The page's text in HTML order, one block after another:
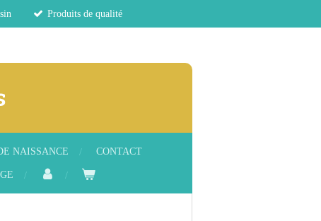
Produits de qualité
NAISSANCE CONTACT